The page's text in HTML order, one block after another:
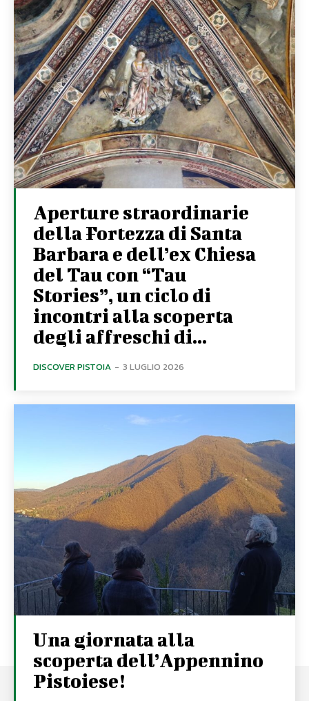
Aperture straordinarie
della Fortezza di Santa
Barbara e dell’ex Chiesa
del Tau con “Tau
Stories”, un ciclo di
incontri alla scoperta
degli affreschi di...
DISCOVER PISTOIA - 3 LUGLIO 2026
Una giornata alla
scoperta dell’Appennino
Pistoiese!